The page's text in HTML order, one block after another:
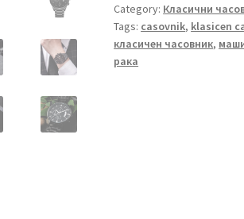
Category: Класични
Tags: casovnik, klasicen
класичен часовник,
рака